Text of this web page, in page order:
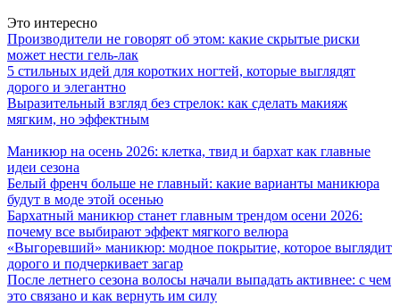
Это интересно
Производители не говорят об этом: какие скрытые риски
может нести гель-лак
5 стильных идей для коротких ногтей, которые выглядят
дорого и элегантно
Выразительный взгляд без стрелок: как сделать макияж
мягким, но эффектным
Маникюр на осень 2026: клетка, твид и бархат как главные
идеи сезона
Белый френч больше не главный: какие варианты маникюра
будут в моде этой осенью
Бархатный маникюр станет главным трендом осени 2026:
почему все выбирают эффект мягкого велюра
«Выгоревший» маникюр: модное покрытие, которое выглядит
дорого и подчеркивает загар
После летнего сезона волосы начали выпадать активнее: с чем
это связано и как вернуть им силу